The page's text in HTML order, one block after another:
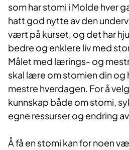
som har stomi i Molde hver
hatt god nytte av den
vært på kurset, og det har
bedre og enklere liv med
Målet med lærings- og
skal lære om stomien din og
mestre hverdagen. For å
kunnskap både om stomi,
egne ressurser og endring
Å få en stomi kan for noen